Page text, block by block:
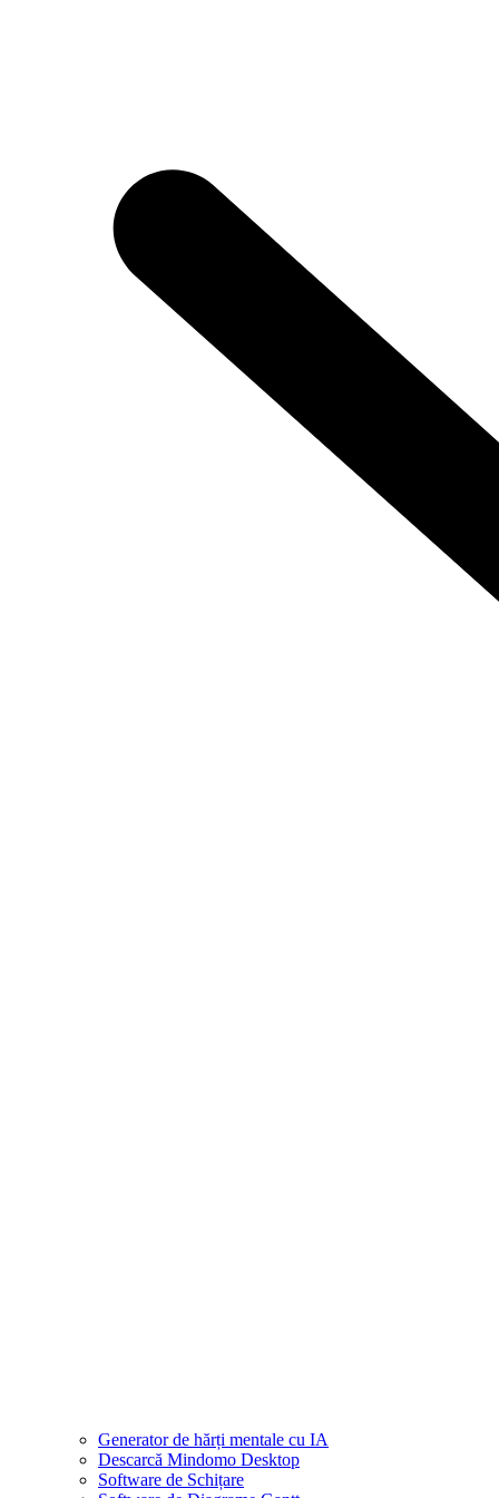
Generator de hărți mentale cu IA
Descarcă Mindomo Desktop
Software de Schițare